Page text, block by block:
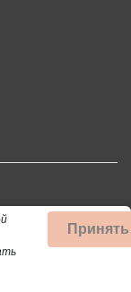
защищены.
только при
материал.
определяемой
Принять